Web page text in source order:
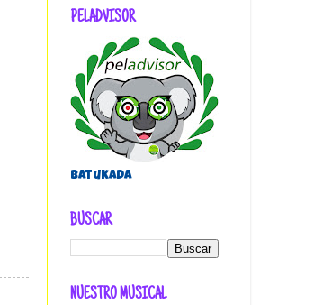
PELADVISOR
Batukada
BUSCAR
NUESTRO MUSICAL